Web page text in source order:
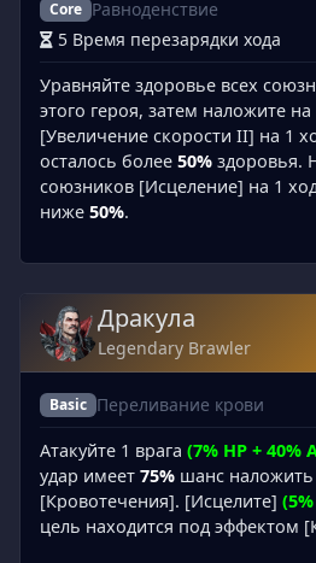
Core Равноденствие
5 Время перезарядки хода
Уравняйте здоровье всех
этого героя, затем наложите
[Увеличение скорости II] на 1
осталось более 50% здоровья.
союзников [Исцеление] на 1
ниже 50%.
Дракула
Legendary Brawler
Basic Переливание крови
Атакуйте 1 врага (7% HP + 40%
удар имеет 75% шанс наложить
[Кровотечения]. [Исцелите]
цель находится под эффектом